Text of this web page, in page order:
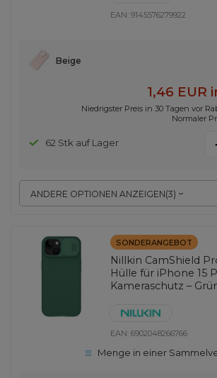
EAN:9145576279922
ANDERE OPTIONEN ANZEIGEN(3)
Beige
1,46 EUR
Niedrigster Preis in 30 Tagen vor
Normaler
62 Stk auf Lager
SONDERANGEBOT
Nillkin CamShield
Hülle für iPhone 15
Kameraschutz –
EAN:6902048266766
Menge in einer